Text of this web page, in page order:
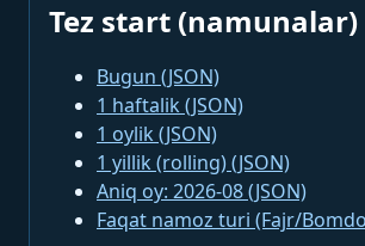
Tez start (namunalar)
Bugun (JSON)
1 haftalik (JSON)
1 oylik (JSON)
1 yillik (rolling) (JSON)
Aniq oy: 2026-08 (JSON)
Faqat namoz turi (Fajr/